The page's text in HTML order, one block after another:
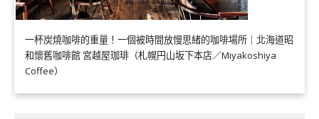
一杯炭燒咖啡的重量！一個被時間放慢思緒的咖啡場所｜北海道昭
和懷舊咖啡館 宮越屋珈琲（札幌円山坂下本店／Miyakoshiya
Coffee）